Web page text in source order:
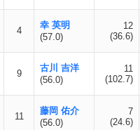
4
幸 英明
(57.0)
12
(36.6)
9
古川 吉洋
(56.0)
11
(102.7)
11
藤岡 佑介
(56.0)
7
(24.6)